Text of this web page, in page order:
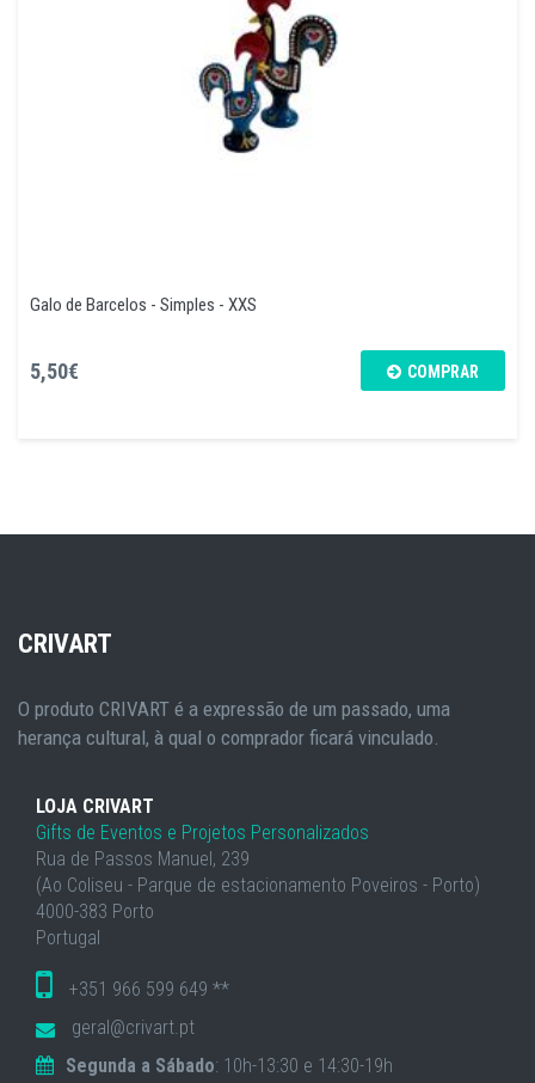
Galo de Barcelos - Simples - XXS
5,50€ COMPRAR
CRIVART
O produto CRIVART é a expressão de um passado, uma
herança cultural, à qual o comprador ficará vinculado.
LOJA CRIVART
Gifts de Eventos e Projetos Personalizados
Rua de Passos Manuel, 239
(Ao Coliseu - Parque de estacionamento Poveiros - Porto)
4000-383 Porto
Portugal
+351 966 599 649 **
geral@crivart.pt
Segunda a Sábado: 10h-13:30 e 14:30-19h